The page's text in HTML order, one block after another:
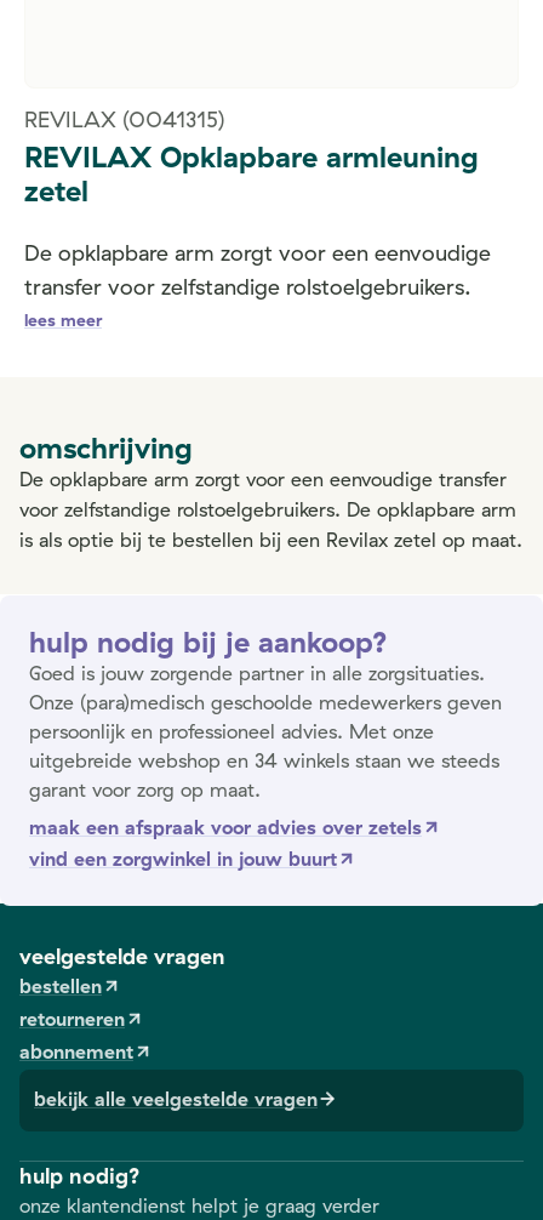
REVILAX (0041315)
REVILAX Opklapbare armleuning
zetel
De opklapbare arm zorgt voor een eenvoudige
transfer voor zelfstandige rolstoelgebruikers.
lees meer
omschrijving
De opklapbare arm zorgt voor een eenvoudige transfer
voor zelfstandige rolstoelgebruikers. De opklapbare arm
is als optie bij te bestellen bij een Revilax zetel op maat.
hulp nodig bij je aankoop?
Goed is jouw zorgende partner in alle zorgsituaties.
Onze (para)medisch geschoolde medewerkers geven
persoonlijk en professioneel advies. Met onze
uitgebreide webshop en 34 winkels staan we steeds
garant voor zorg op maat.
maak een afspraak voor advies over zetels
vind een zorgwinkel in jouw buurt
veelgestelde vragen
bestellen
retourneren
abonnement
bekijk alle veelgestelde vragen
hulp nodig?
onze klantendienst helpt je graag verder